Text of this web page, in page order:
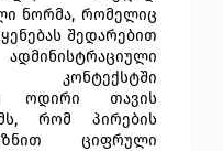
ნორმა, რომელიც
შედარებით
კონტექსტში
ოდირი თავის
რომ პირების
ციფრული